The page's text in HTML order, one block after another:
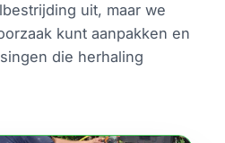
uit, maar we
kunt aanpakken en
die herhaling